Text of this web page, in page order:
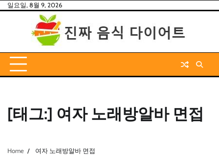
Skip일요일, 8월 9, 2026
[태그:] 여자 노래방알바 면접
Home 여자 노래방알바 면접